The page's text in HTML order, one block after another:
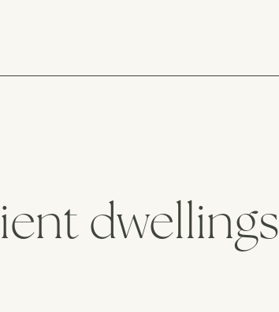
dwellings